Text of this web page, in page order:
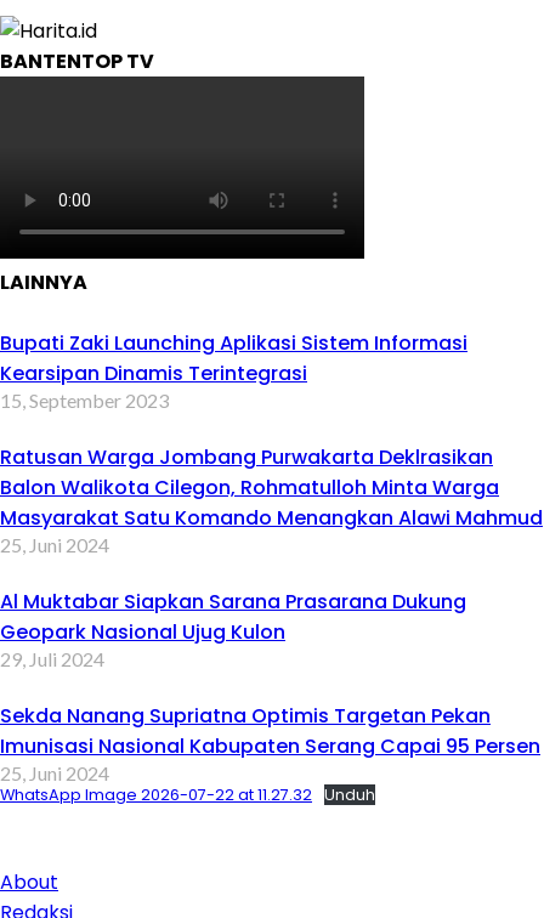
BANTENTOP TV
LAINNYA
Bupati Zaki Launching Aplikasi Sistem Informasi
Kearsipan Dinamis Terintegrasi
15, September 2023
Ratusan Warga Jombang Purwakarta Deklrasikan
Balon Walikota Cilegon, Rohmatulloh Minta Warga
Masyarakat Satu Komando Menangkan Alawi Mahmud
25, Juni 2024
Al Muktabar Siapkan Sarana Prasarana Dukung
Geopark Nasional Ujug Kulon
29, Juli 2024
Sekda Nanang Supriatna Optimis Targetan Pekan
Imunisasi Nasional Kabupaten Serang Capai 95 Persen
25, Juni 2024
WhatsApp Image 2026-07-22 at 11.27.32 Unduh
About